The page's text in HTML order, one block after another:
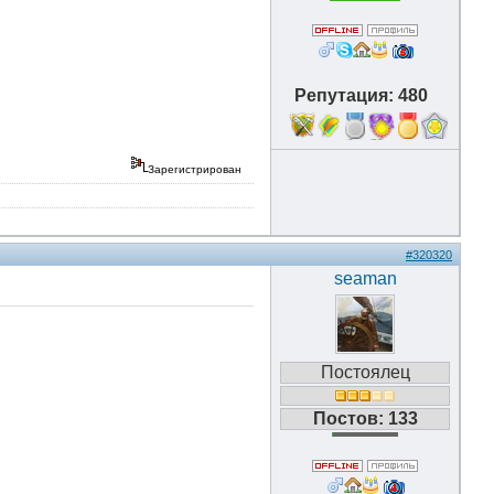
Репутация: 480
18
Зарегистрирован
#320320
seaman
Постоялец
Постов: 133